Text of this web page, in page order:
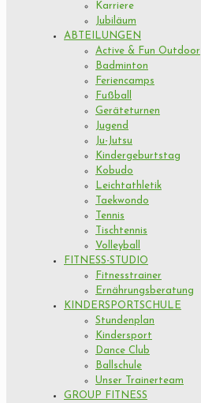
Karriere
Jubiläum
ABTEILUNGEN
Active & Fun Outdoor
Badminton
Feriencamps
Fußball
Geräteturnen
Jugend
Ju-Jutsu
Kindergeburtstag
Kobudo
Leichtathletik
Taekwondo
Tennis
Tischtennis
Volleyball
FITNESS-STUDIO
Fitnesstrainer
Ernährungsberatung
KINDERSPORTSCHULE
Stundenplan
Kindersport
Dance Club
Ballschule
Unser Trainerteam
GROUP FITNESS